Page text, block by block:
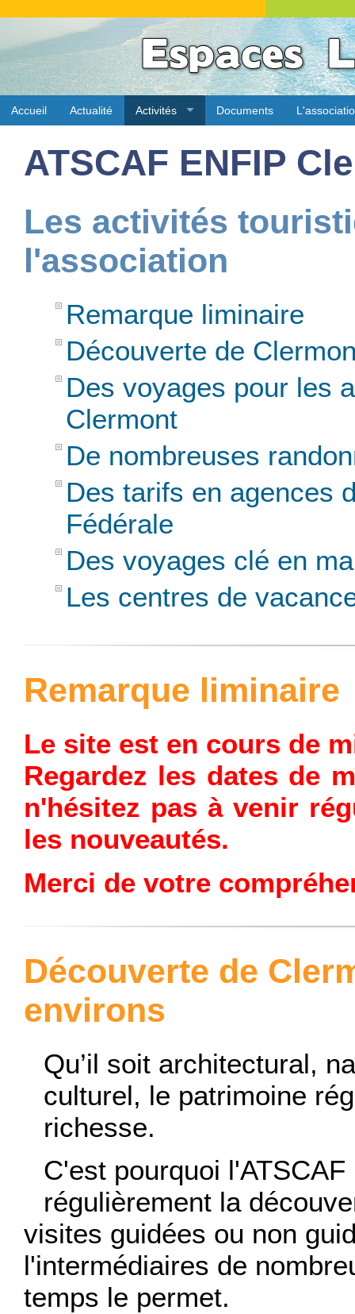
Accueil Actualité Activités Documents
ATSCAF ENFIP
Les activités
l'association
Remarque liminaire
Découverte de
Des voyages pour les
Clermont
De nombreuses
Des tarifs en agences
Fédérale
Des voyages clé en
Les centres de
Remarque liminaire
Le site est en cours de
Regardez les dates de
n'hésitez pas à venir
les nouveautés.
Merci de votre
Découverte de
environs
Qu’il soit architectural,
culturel, le patrimoine
richesse.
C'est pourquoi
régulièrement la
visites guidées ou non
l'intermédiaires de
temps le permet.